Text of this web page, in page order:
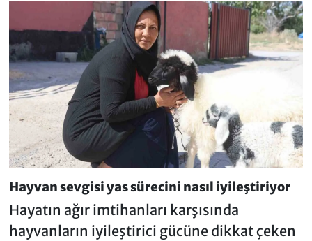
Hayvan sevgisi yas sürecini nasıl iyileştiriyor
Hayatın ağır imtihanları karşısında
hayvanların iyileştirici gücüne dikkat çeken